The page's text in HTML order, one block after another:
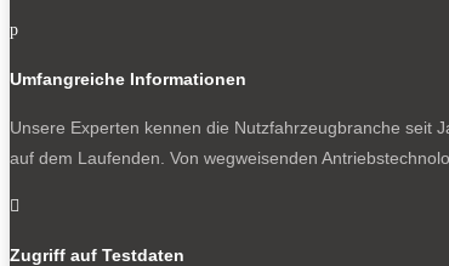
p
Umfangreiche Informationen
Unsere Experten kennen die Nutzfahrzeugbranche seit
auf dem Laufenden. Von wegweisenden

Zugriff auf Testdaten